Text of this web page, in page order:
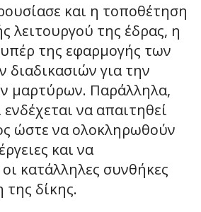
και η τοποθέτηση
λειτουργού της έδρας, η
της εφαρμογής των
για την
μαρτύρων. Παράλληλα,
να απαιτηθεί
ώστε να ολοκληρωθούν
και να
κατάλληλες συνθήκες
της δίκης.